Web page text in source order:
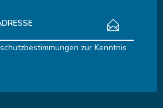
zur Kenntnis